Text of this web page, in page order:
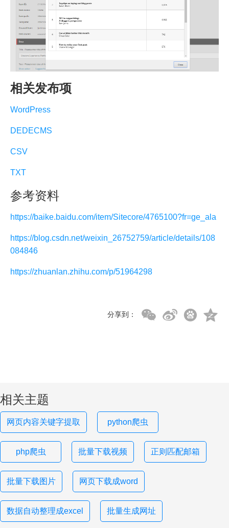
相关发布项
WordPress
DEDECMS
CSV
TXT
参考资料
https://baike.baidu.com/item/Sitecore/4765100?fr=ge_ala
https://blog.csdn.net/weixin_26752759/article/details/108
084846
https://zhuanlan.zhihu.com/p/51964298
分享到：
相关主题
网页内容关键字提取 python爬虫
php爬虫 批量下载视频 正则匹配邮箱
批量下载图片 网页下载成word
数据自动整理成excel 批量生成网址